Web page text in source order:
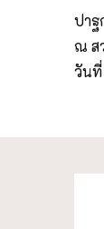
ปาฐ
ณ ส
วัน